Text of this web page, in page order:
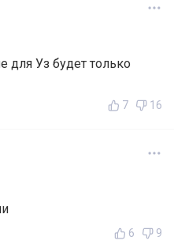
для Уз будет только
7 16
6 9